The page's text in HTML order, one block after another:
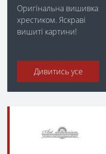
Оригінальна вишивка
хрестиком. Яскраві
вишиті картини!
Дивитись усе